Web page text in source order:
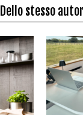
Dello stesso